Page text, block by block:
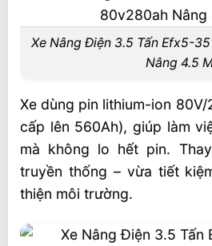
Ứng dụng phổ biến
Thiết kế an toàn, dễ
Chọn xe nâng điện
Video Xe Nâng Điện
Liên hệ mua sản phẩm
Xe Nâng Điện 3.5 Tấn Efx5-
Nâng 4.5
Xe dùng pin lithium-ion
cấp lên 560Ah), giúp làm
mà không lo hết pin.
truyền thống – vừa tiết
thiện môi trường.